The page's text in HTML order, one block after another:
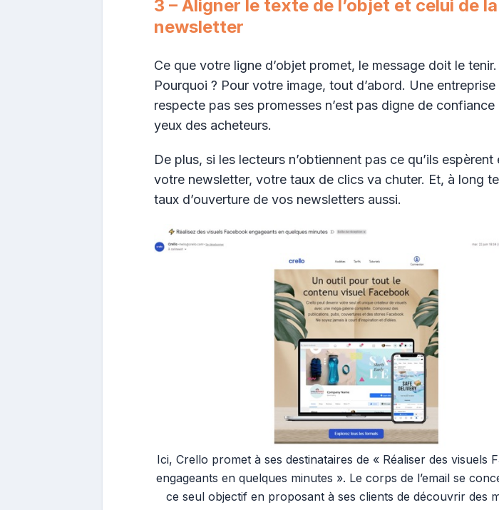
3 – Aligner le texte de l’objet et celui de la
newsletter
Ce que votre ligne d’objet promet, le message doit le tenir.
Pourquoi ? Pour votre image, tout d’abord. Une entreprise
respecte pas ses promesses n’est pas digne de confiance
yeux des acheteurs.
De plus, si les lecteurs n’obtiennent pas ce qu’ils espèrent
votre newsletter, votre taux de clics va chuter. Et, à long
taux d’ouverture de vos newsletters aussi.
Ici, Crello promet à ses destinataires de « Réaliser des visuels
engageants en quelques minutes ». Le corps de l’email se
ce seul objectif en proposant à ses clients de découvrir des